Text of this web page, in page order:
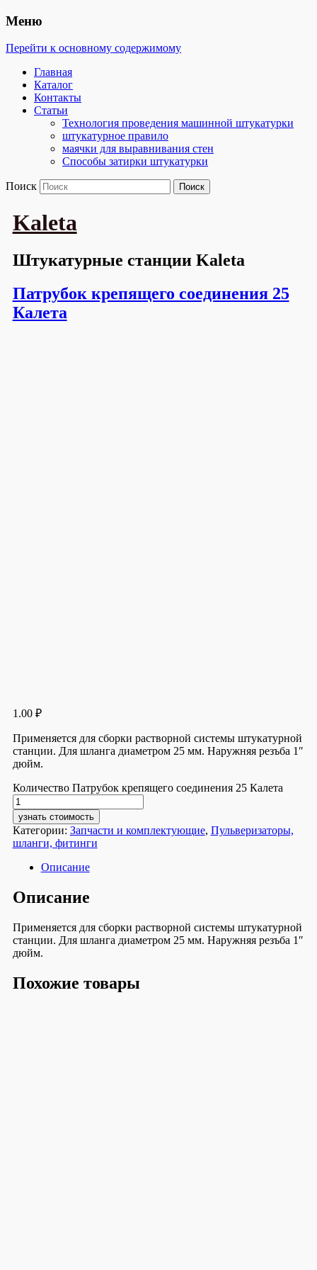
Меню
Перейти к основному содержимому
Главная
Каталог
Контакты
Статьи
Технология проведения машинной штукатурки
штукатурное правило
маячки для выравнивания стен
Способы затирки штукатурки
Поиск
Kaleta
Штукатурные станции Kaleta
Патрубок крепящего соединения 25
Калета
1.00 ₽
Применяется для сборки растворной системы штукатурной
станции. Для шланга диаметром 25 мм. Наружняя резъба 1″
дюйм.
Количество Патрубок крепящего соединения 25 Калета
узнать стоимость
Категории: Запчасти и комплектующие, Пульверизаторы,
шланги, фитинги
Описание
Описание
Применяется для сборки растворной системы штукатурной
станции. Для шланга диаметром 25 мм. Наружняя резъба 1″
дюйм.
Похожие товары